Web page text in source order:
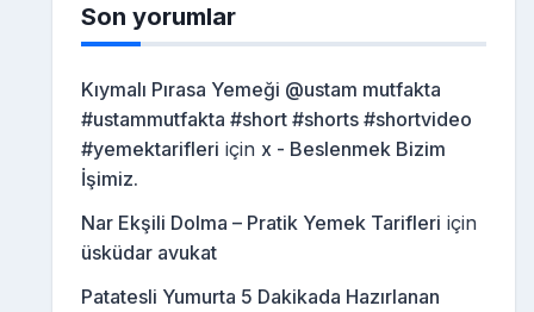
Son yorumlar
Kıymalı Pırasa Yemeği @ustam mutfakta
#ustammutfakta #short #shorts #shortvideo
#yemektarifleri için x - Beslenmek Bizim
İşimiz.
Nar Ekşili Dolma – Pratik Yemek Tarifleri için
üsküdar avukat
Patatesli Yumurta 5 Dakikada Hazırlanan